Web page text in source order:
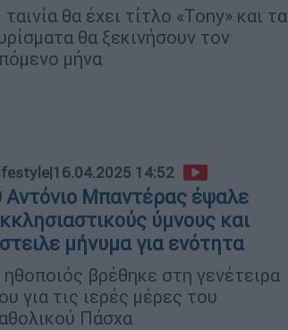
θα έχει τίτλο «Tony» και τα
θα ξεκινήσουν τον
μήνα
|16.04.2025 14:52
Αντόνιο Μπαντέρας έψαλε
ύμνους και
μήνυμα για ενότητα
βρέθηκε στη γενέτειρα
για τις ιερές μέρες του
Πάσχα